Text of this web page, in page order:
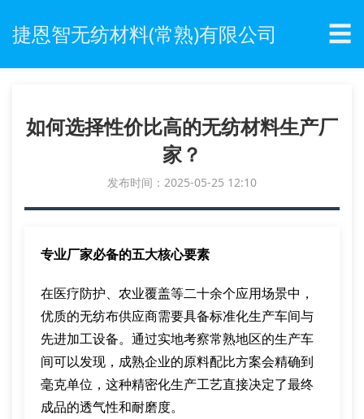
捷恩智无纺材料(常熟)有限公司 ☰
如何选择性价比高的无纺材料生产厂
家？
发布时间：2025-05-25 12:10
专业厂家必备的五大核心要素
在医疗防护、农业覆盖等二十余个应用场景中，
优质的无纺布供应商需要具备标准化生产车间与
先进加工设备。通过实地考察常熟地区的生产车
间可以发现，成熟企业的原料配比方案会精确到
毫克单位，这种精密化生产工艺直接决定了最终
成品的透气性和耐磨度。